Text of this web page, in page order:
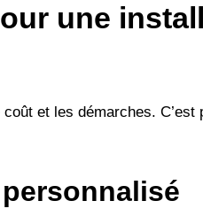
une
et les démarches.